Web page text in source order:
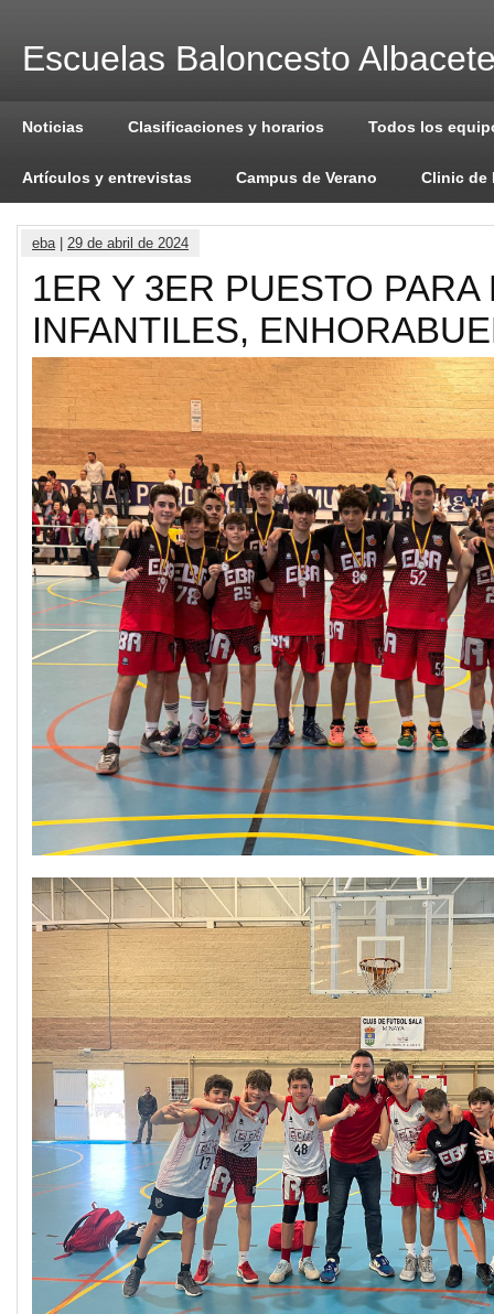
Escuelas Baloncesto
Noticias Clasificaciones y horarios Todos los
Artículos y entrevistas Campus de Verano Clinic de
eba| 29 de abril de 2024
1ER Y 3ER PUESTO
INFANTILES,